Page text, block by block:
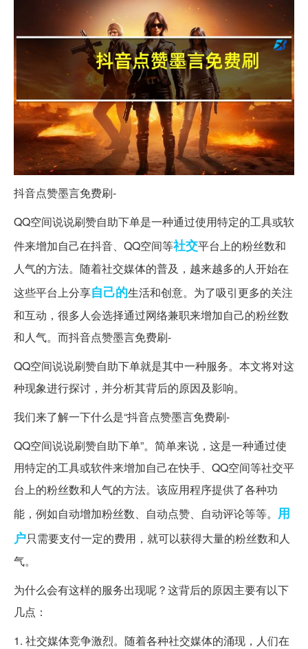
抖音点赞墨言免费刷-
QQ空间说说刷赞自助下单是一种通过使用特定的工具或软
件来增加自己在抖音、QQ空间等社交平台上的粉丝数和
人气的方法。随着社交媒体的普及，越来越多的人开始在
这些平台上分享自己的生活和创意。为了吸引更多的关注
和互动，很多人会选择通过网络兼职来增加自己的粉丝数
和人气。而抖音点赞墨言免费刷-
QQ空间说说刷赞自助下单就是其中一种服务。本文将对这
种现象进行探讨，并分析其背后的原因及影响。
我们来了解一下什么是“抖音点赞墨言免费刷-
QQ空间说说刷赞自助下单”。简单来说，这是一种通过使
用特定的工具或软件来增加自己在快手、QQ空间等社交平
台上的粉丝数和人气的方法。该应用程序提供了各种功
能，例如自动增加粉丝数、自动点赞、自动评论等等。 用
户只需要支付一定的费用，就可以获得大量的粉丝数和人
气。
为什么会有这样的服务出现呢？这背后的原因主要有以下
几点：
1. 社交媒体竞争激烈。随着各种社交媒体的涌现，人们在